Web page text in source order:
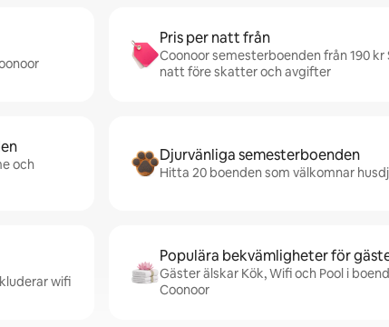
Pris per natt från
Coonoor semesterboenden från 190 kr
natt före skatter och avgifter
och
Djurvänliga semesterboenden
Hitta 20 boenden som välkomnar
wifi
Populära bekvämligheter för
Gäster älskar Kök, Wifi och Pool i
Coonoor